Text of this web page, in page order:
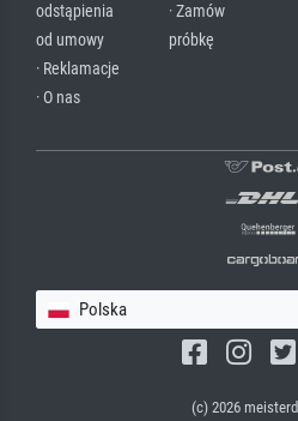
odstąpienia
od umowy
· Reklamacje
· O nas
· Zamów
próbkę
Polska
(c) 2026